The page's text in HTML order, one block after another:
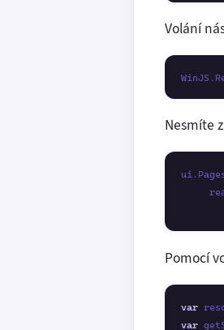
Volání
Nesmíte
Pomocí
var
var